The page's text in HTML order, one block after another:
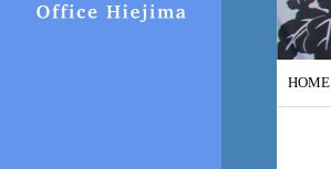
HOME